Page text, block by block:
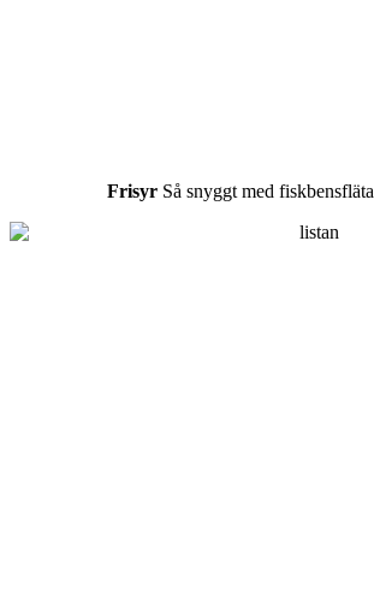
FrisyrSå snyggt med fiskbensfläta